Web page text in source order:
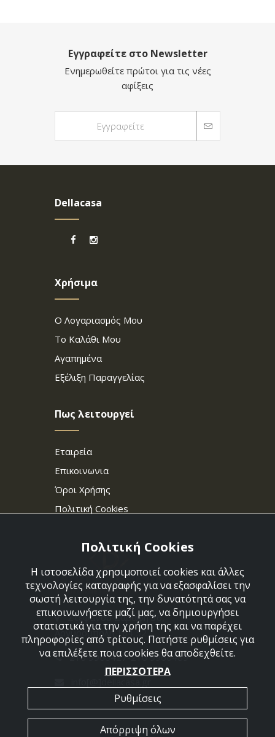
Εγγραφείτε στο Newsletter
Ενημερωθείτε πρώτοι για τις νέες
αφίξεις
Dellacasa
Χρήσιμα
Ο Λογαριασμός Μου
Το Καλάθι Μου
Αγαπημένα
Εξέλιξη Παραγγελίας
Πως λειτουργεί
Εταιρεία
Επικοινωνια
Όροι Χρήσης
Πολιτική Cookies
Στεφάνου Σαράφη 36,
Αργυρούπολη 164 52
210 9960427-210 9960489
Πολιτική Cookies
Η ιστοσελίδα χρησιμοποιεί cookies και άλλες
τεχνολογίες καταγραφής για να εξασφαλίσει την
σωστή λειτουργία της, την δυνατότητά σας να
επικοινωνήσετε μαζί μας, να δημιουργήσει
στατιστικά για την χρήση της και να παρέχει
πληροφορίες από τρίτους. Πατήστε ρυθμίσεις για
να επιλέξετε ποια cookies θα αποδεχθείτε.
ΠΕΡΙΣΣΟΤΕΡΑ
Ρυθμίσεις
Απόρριψη όλων